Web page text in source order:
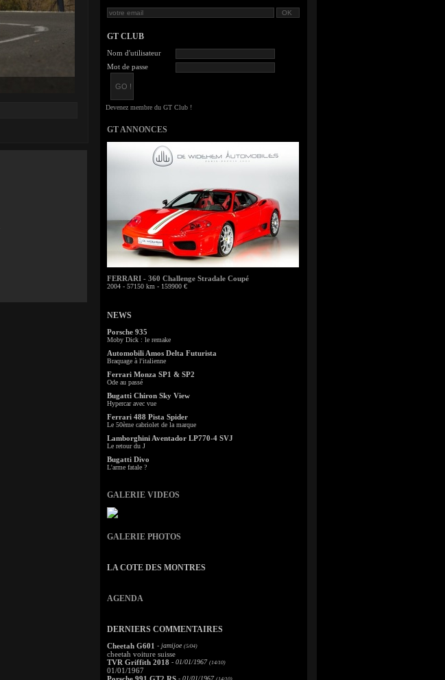
GT CLUB
Nom d'utilisateur
Mot de passe
GT ANNONCES
FERRARI - 360 Challenge Stradale Coupé
2004 - 57150 km - 159900 €
NEWS
Porsche 935
Moby Dick : le remake
Automobili Amos Delta Futurista
Braquage à l'italienne
Ferrari Monza SP1 & SP2
Ode au passé
Bugatti Chiron Sky View
Hypercar avec vue
Ferrari 488 Pista Spider
Le 50ème cabriolet de la marque
Lamborghini Aventador LP770-4 SVJ
Le retour du J
Bugatti Divo
L'arme fatale ?
GALERIE VIDEOS
GALERIE PHOTOS
LA COTE DES MONTRES
AGENDA
DERNIERS COMMENTAIRES
Cheetah G601 - jamijoe (5/04)
cheetah voiture suisse
TVR Griffith 2018 - 01/01/1967 (14/10)
01/01/1967
- 01/01/1967